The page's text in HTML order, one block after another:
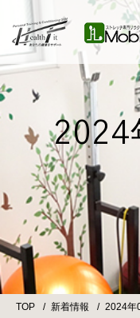
2024
TOP 新着情報 2024年